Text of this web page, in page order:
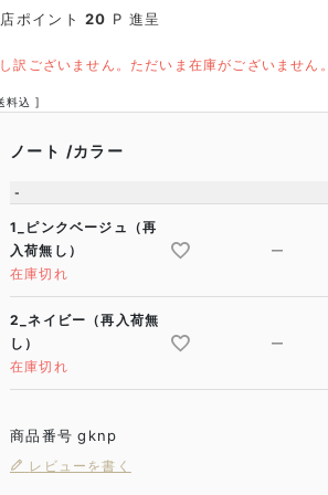
ポイント 20 P 進呈
訳ございません。ただいま在庫がございません。
料込
ノート カラー
-
1_ピンクベージュ（再
入荷無し）
在庫切れ
—
2_ネイビー（再入荷無
し）
在庫切れ
—
商品番号 gknp
レビューを書く